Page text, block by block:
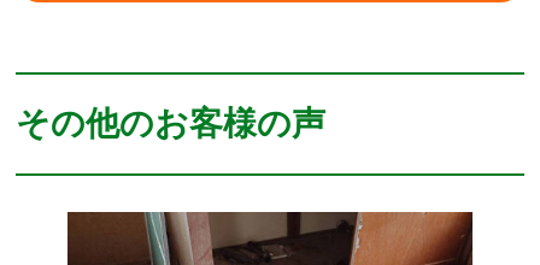
その他のお客様の声